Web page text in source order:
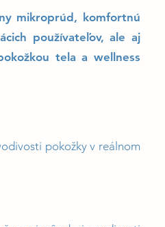
mikroprúd, komfortnú
používateľov, ale aj
tela a wellness
pokožky v reálnom